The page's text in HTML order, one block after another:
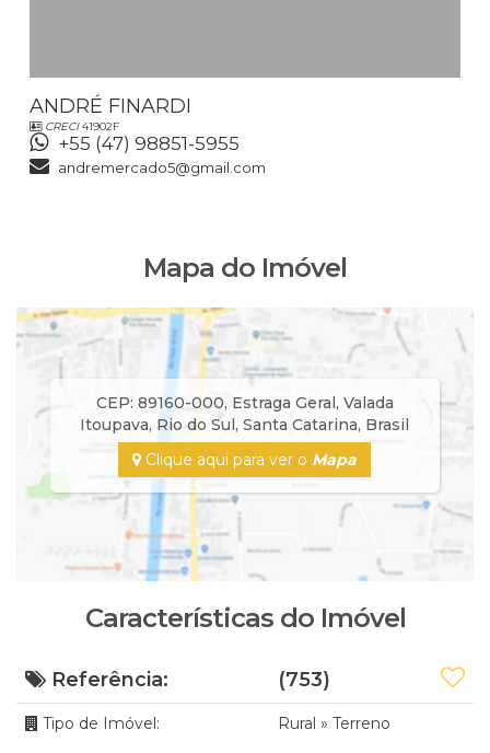
ANDRÉ FINARDI
CRECI41902F
+55 (47) 98851-5955
andremercado5@gmail.com
Mapa do Imóvel
CEP: 89160-000, Estraga Geral, Valada
Itoupava, Rio do Sul,Santa Catarina, Brasil
Clique aqui para ver o Mapa
Características do Imóvel
Referência: (753)
Tipo de Imóvel: Rural » Terreno